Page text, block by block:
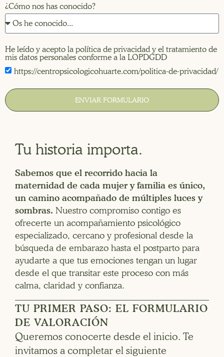
¿Cómo nos has conocido?
He leído y acepto la política de privacidad y el tratamiento de
mis datos personales conforme a la LOPDGDD
https://centropsicologicohuarte.com/politica-de-privacidad/
ENVIAR FORMULARIO
Tu historia importa.
Sabemos que el recorrido hacia la
maternidad de cada mujer y familia es único,
un camino acompañado de múltiples luces y
sombras. Nuestro compromiso contigo es
ofrecerte un acompañamiento psicológico
especializado, cercano y profesional desde la
búsqueda de embarazo hasta el postparto para
ayudarte a que tus emociones tengan un lugar
desde el que transitar este proceso con más
calma, claridad y confianza.
TU PRIMER PASO: EL FORMULARIO
DE VALORACIÓN
Queremos conocerte desde el inicio. Te
invitamos a completar el siguiente